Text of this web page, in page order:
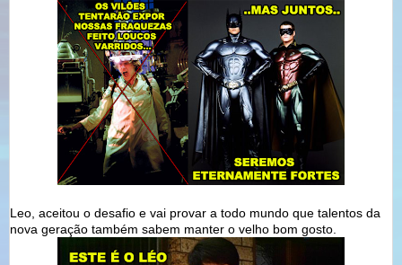
Leo, aceitou o desafio e vai provar a todo mundo que talentos da
nova geração também sabem manter o velho bom gosto.